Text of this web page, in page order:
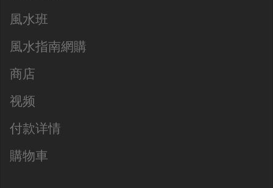
風水班
風水指南網購
商店
视频
付款详情
購物車